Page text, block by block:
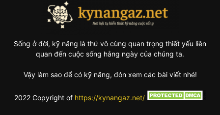
Sống ở đời, kỹ năng là thứ vô cùng quan trọng thiết yếu liên
quan đến cuộc sống hằng ngày của chúng ta.
Vậy làm sao để có kỹ năng, đón xem các bài viết nhé!
2022 Copyright of https://kynangaz.net/